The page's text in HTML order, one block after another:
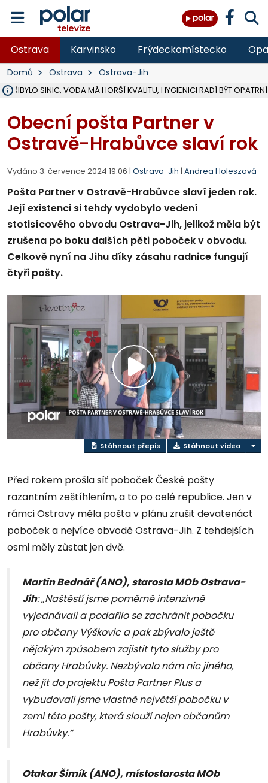
Ostrava Karvinsko Frýdeckomístecko
Domů Ostrava Ostrava-Jih
PŘIBYLO SINIC, VODA MÁ HORŠÍ KVALITU, HYGIENICI RADÍ BÝT OPATRNÍ
Obecní pošta Partner v
Ostravě-Hrabůvce slaví rok
Vydáno 3. července 2024 19:06 | Ostrava-Jih | Andrea Holeszová
Pošta Partner v Ostravě-Hrabůvce slaví jeden rok.
Její existenci si tehdy vydobylo vedení
stotisícového obvodu Ostrava-Jih, jelikož měla být
zrušena po boku dalších pěti poboček v obvodu.
Celkově nyní na Jihu díky zásahu radnice fungují
čtyři pošty.
Přehrát
video
Stáhnout přepis Stáhnout video
Před rokem prošla síť poboček České pošty
razantním zeštíhlením, a to po celé republice. Jen v
rámci Ostravy měla pošta v plánu zrušit devatenáct
poboček a nejvíce obvodě Ostrava-Jih. Z tehdejších
osmi měly zůstat jen dvě.
Martin Bednář (ANO), starosta MOb Ostrava-
Jih: „Naštěstí jsme poměrně intenzivně
vyjednávali a podařilo se zachránit pobočku
pro občany Výškovic a pak zbývalo ještě
nějakým způsobem zajistit tyto služby pro
občany Hrabůvky. Nezbývalo nám nic jiného,
než jít do projektu Pošta Partner Plus a
vybudovali jsme vlastně největší pobočku v
zemi této pošty, která slouží nejen občanům
Hrabůvky.“
Otakar Šimík (ANO), místostarosta MOb